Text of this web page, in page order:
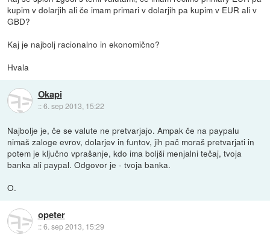
kupim v dolarjih ali če imam primari v dolarjih pa kupim v EUR ali v
GBD?
Kaj je najbolj racionalno in ekonomično?
Hvala
Okapi
::6. sep 2013, 15:22
Najbolje je, če se valute ne pretvarjajo. Ampak če na paypalu
nimaš zaloge evrov, dolarjev in funtov, jih pač moraš pretvarjati in
potem je ključno vprašanje, kdo ima boljši menjalni tečaj, tvoja
banka ali paypal. Odgovor je - tvoja banka.
O.
opeter
::6. sep 2013, 15:29